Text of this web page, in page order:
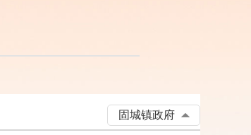
固城镇政府